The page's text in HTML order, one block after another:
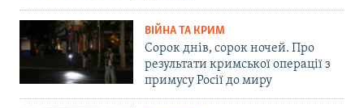
ВІЙНА ТА КРИМ
Сорок днів, сорок ночей. Про
результати кримської операції з
примусу Росії до миру